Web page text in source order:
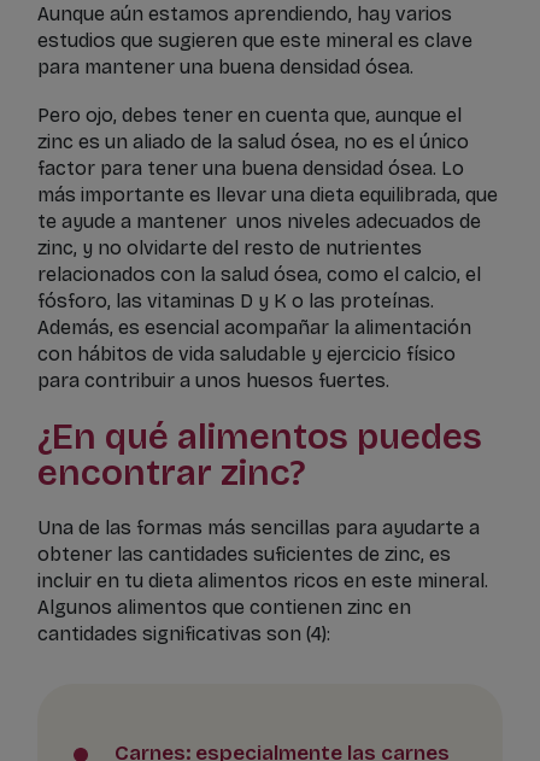
Aunque aún estamos aprendiendo, hay varios
estudios que sugieren que este mineral es clave
para mantener una buena densidad ósea.
Pero ojo, debes tener en cuenta que, aunque el
zinc es un aliado de la salud ósea, no es el único
factor para tener una buena densidad ósea. Lo
más importante es llevar una dieta equilibrada, que
te ayude a mantener unos niveles adecuados de
zinc, y no olvidarte del resto de nutrientes
relacionados con la salud ósea, como el calcio, el
fósforo, las vitaminas D y K o las proteínas.
Además, es esencial acompañar la alimentación
con hábitos de vida saludable y ejercicio físico
para contribuir a unos huesos fuertes.
¿En qué alimentos puedes
encontrar zinc?
Una de las formas más sencillas para ayudarte a
obtener las cantidades suficientes de zinc, es
incluir en tu dieta alimentos ricos en este mineral.
Algunos alimentos que contienen zinc en
cantidades significativas son (4):
Carnes: especialmente las carnes